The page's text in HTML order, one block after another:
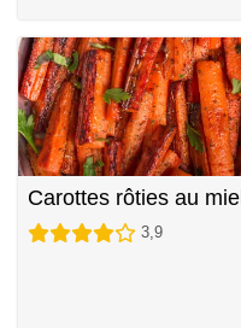
Carottes rôties au miel
3,9